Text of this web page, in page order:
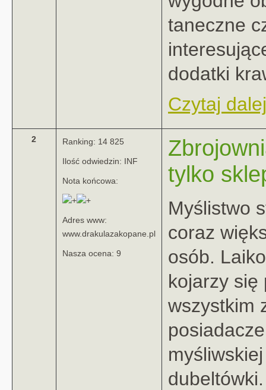
taneczne
dodatki
Czytaj
2 Ranking: 14 825
Ilość odwiedzin: INF
Nota końcowa:
Adres www:
www.drakulazakopane.pl
Nasza ocena: 9
tylko
Myślistwo
coraz
osób.
kojarzy się
wszystkim